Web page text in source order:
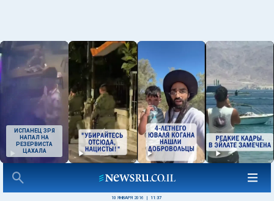
ИСПАНЕЦ ЗРЯ
НАПАЛ НА
РЕЗЕРВИСТА
ЦАХАЛА
10 ЯНВАРЯ 2016 11:37